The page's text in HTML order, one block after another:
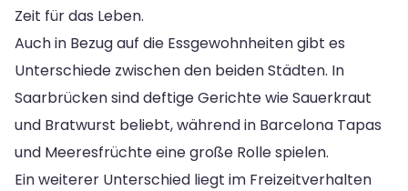
Zeit für das Leben.
Auch in Bezug auf die Essgewohnheiten gibt es
Unterschiede zwischen den beiden Städten. In
Saarbrücken sind deftige Gerichte wie Sauerkraut
und Bratwurst beliebt, während in Barcelona Tapas
und Meeresfrüchte eine große Rolle spielen.
Ein weiterer Unterschied liegt im Freizeitverhalten